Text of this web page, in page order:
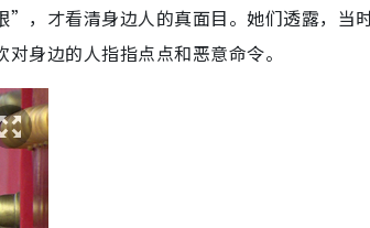
，才看清身边人的真面目。她们透露，当
身边的人指指点点和恶意命令。